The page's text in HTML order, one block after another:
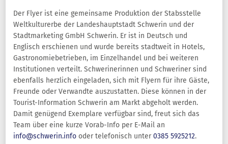
Der Flyer ist eine gemeinsame Produktion der Stabsstelle
Weltkulturerbe der Landeshauptstadt Schwerin und der
Stadtmarketing GmbH Schwerin. Er ist in Deutsch und
Englisch erschienen und wurde bereits stadtweit in Hotels,
Gastronomiebetrieben, im Einzelhandel und bei weiteren
Institutionen verteilt. Schwerinerinnen und Schweriner sind
ebenfalls herzlich eingeladen, sich mit Flyern für ihre Gäste,
Freunde oder Verwandte auszustatten. Diese können in der
Tourist-Information Schwerin am Markt abgeholt werden.
Damit genügend Exemplare verfügbar sind, freut sich das
Team über eine kurze Vorab-Info per E-Mail an
info@schwerin.info oder telefonisch unter0385 5925212.